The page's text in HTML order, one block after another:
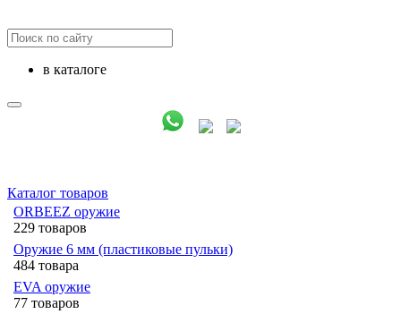
в каталоге
Каталог товаров
ORBEEZ оружие
229 товаров
Оружие 6 мм (пластиковые пульки)
484 товара
EVA оружие
77 товаров